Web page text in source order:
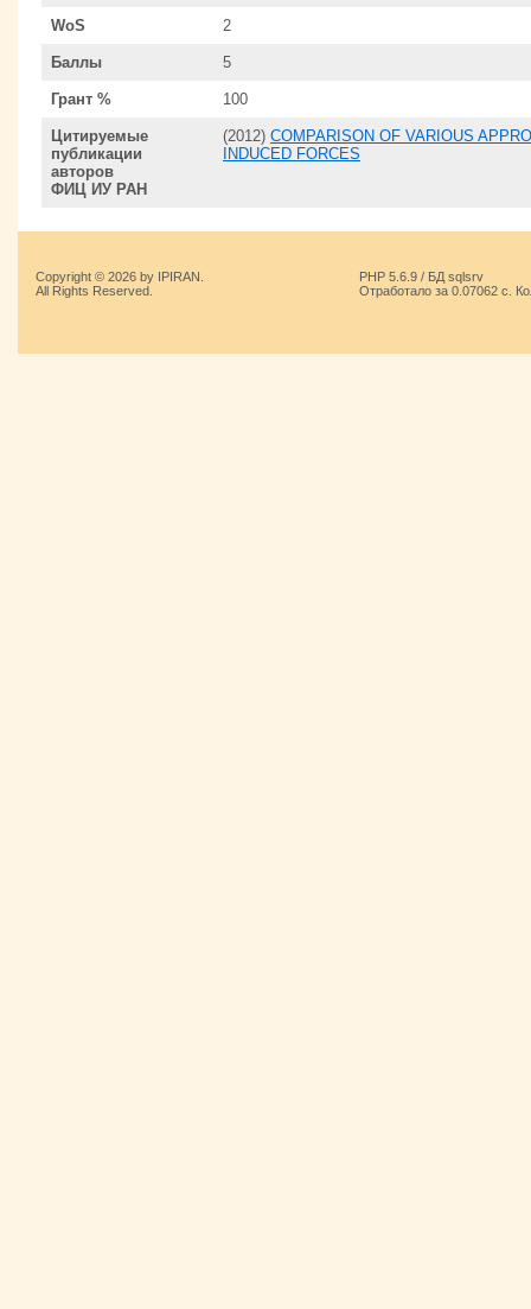
WoS 2
Баллы 5
Грант % 100
Цитируемые
публикации
авторов
ФИЦ ИУ РАН
(2012) COMPARISON OF VARIOUS
INDUCED FORCES
Copyright © 2026 by IPIRAN.
All Rights Reserved.
PHP 5.6.9 / БД sqlsrv
Отработало за 0.07062 с.